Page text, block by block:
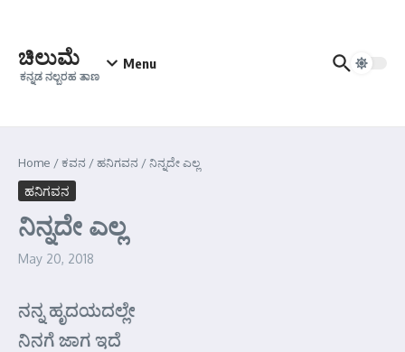
ಚಿಲುಮೆ
ಕನ್ನಡ ನಲ್ಬರಹ ತಾಣ
Menu
Home /ಕವನ /ಹನಿಗವನ /ನಿನ್ನದೇ ಎಲ್ಲ
ಹನಿಗವನ
ನಿನ್ನದೇ ಎಲ್ಲ
May 20, 2018
ನನ್ನ ಹೃದಯದಲ್ಲೇ
ನಿನಗೆ ಜಾಗ ಇದೆ